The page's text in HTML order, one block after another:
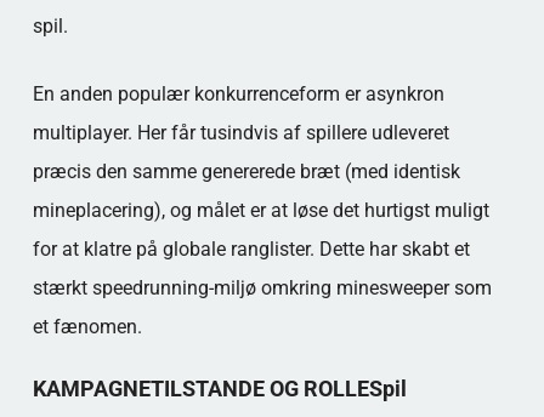
spil.
En anden populær konkurrenceform er asynkron
multiplayer. Her får tusindvis af spillere udleveret
præcis den samme genererede bræt (med identisk
mineplacering), og målet er at løse det hurtigst muligt
for at klatre på globale ranglister. Dette har skabt et
stærkt speedrunning-miljø omkring minesweeper som
et fænomen.
KAMPAGNETILSTANDE OG ROLLESpil